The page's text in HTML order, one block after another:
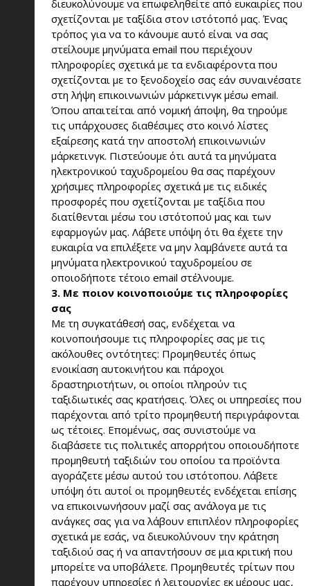
διευκολύνουμε να επωφεληθείτε από ευκαιρίες που
σχετίζονται με ταξίδια στον ιστότοπό μας. Ένας
τρόπος για να το κάνουμε αυτό είναι να σας
στείλουμε μηνύματα email που περιέχουν
πληροφορίες σχετικά με τα ενδιαφέροντα που
σχετίζονται με το ξενοδοχείο σας εάν συναινέσατε
στη λήψη επικοινωνιών μάρκετινγκ μέσω email.
Όπου απαιτείται από νομική άποψη, θα τηρούμε
τις υπάρχουσες διαθέσιμες στο κοινό λίστες
εξαίρεσης κατά την αποστολή επικοινωνιών
μάρκετινγκ. Πιστεύουμε ότι αυτά τα μηνύματα
ηλεκτρονικού ταχυδρομείου θα σας παρέχουν
χρήσιμες πληροφορίες σχετικά με τις ειδικές
προσφορές που σχετίζονται με ταξίδια που
διατίθενται μέσω του ιστότοπού μας και των
εφαρμογών μας. Λάβετε υπόψη ότι θα έχετε την
ευκαιρία να επιλέξετε να μην λαμβάνετε αυτά τα
μηνύματα ηλεκτρονικού ταχυδρομείου σε
οποιοδήποτε τέτοιο email στέλνουμε.
3. Με ποιον κοινοποιούμε τις πληροφορίες
σας
Με τη συγκατάθεσή σας, ενδέχεται να
κοινοποιήσουμε τις πληροφορίες σας με τις
ακόλουθες οντότητες: Προμηθευτές όπως
ενοικίαση αυτοκινήτου και πάροχοι
δραστηριοτήτων, οι οποίοι πληρούν τις
ταξιδιωτικές σας κρατήσεις. Όλες οι υπηρεσίες που
παρέχονται από τρίτο προμηθευτή περιγράφονται
ως τέτοιες. Επομένως, σας συνιστούμε να
διαβάσετε τις πολιτικές απορρήτου οποιουδήποτε
προμηθευτή ταξιδιών του οποίου τα προϊόντα
αγοράζετε μέσω αυτού του ιστότοπου. Λάβετε
υπόψη ότι αυτοί οι προμηθευτές ενδέχεται επίσης
να επικοινωνήσουν μαζί σας ανάλογα με τις
ανάγκες σας για να λάβουν επιπλέον πληροφορίες
σχετικά με εσάς, να διευκολύνουν την κράτηση
ταξιδιού σας ή να απαντήσουν σε μια κριτική που
μπορείτε να υποβάλετε. Προμηθευτές τρίτων που
παρέχουν υπηρεσίες ή λειτουργίες εκ μέρους μας,